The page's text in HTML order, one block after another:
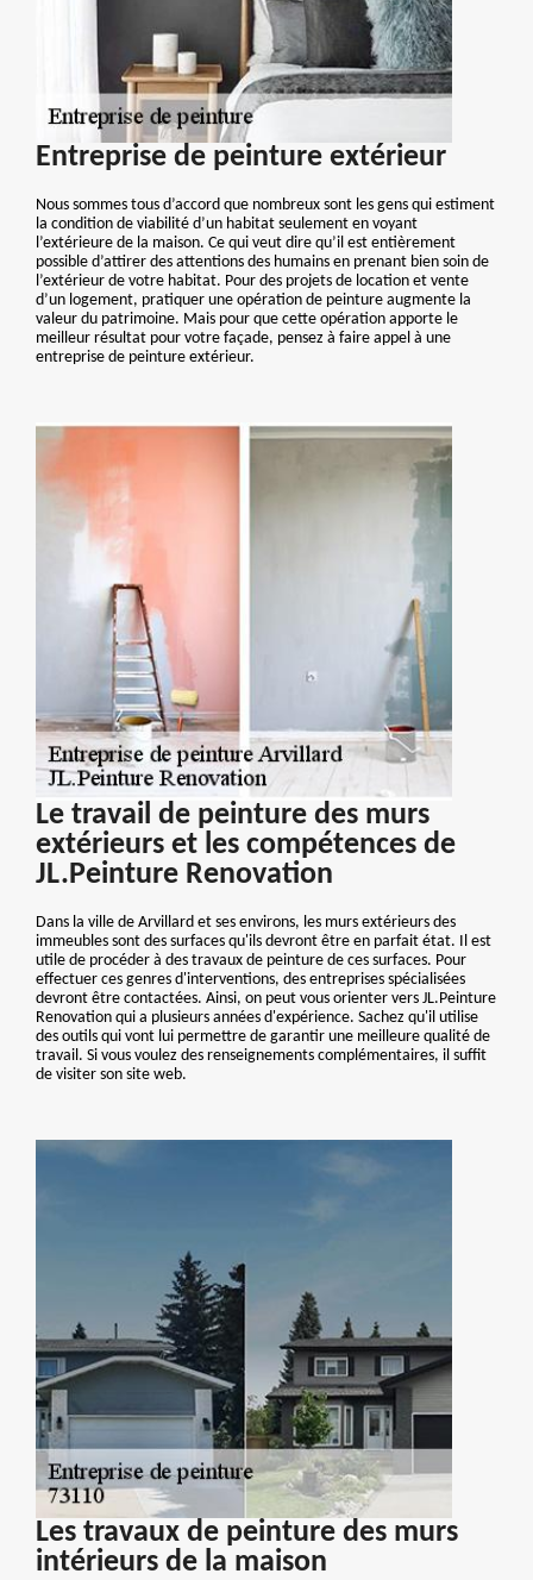
Entreprise de peinture extérieur
Nous sommes tous d’accord que nombreux sont les gens qui estiment
la condition de viabilité d’un habitat seulement en voyant
l’extérieure de la maison. Ce qui veut dire qu’il est entièrement
possible d’attirer des attentions des humains en prenant bien soin de
l’extérieur de votre habitat. Pour des projets de location et vente
d’un logement, pratiquer une opération de peinture augmente la
valeur du patrimoine. Mais pour que cette opération apporte le
meilleur résultat pour votre façade, pensez à faire appel à une
entreprise de peinture extérieur.
Le travail de peinture des murs
extérieurs et les compétences de
JL.Peinture Renovation
Dans la ville de Arvillard et ses environs, les murs extérieurs des
immeubles sont des surfaces qu'ils devront être en parfait état. Il est
utile de procéder à des travaux de peinture de ces surfaces. Pour
effectuer ces genres d'interventions, des entreprises spécialisées
devront être contactées. Ainsi, on peut vous orienter vers JL.Peinture
Renovation qui a plusieurs années d'expérience. Sachez qu'il utilise
des outils qui vont lui permettre de garantir une meilleure qualité de
travail. Si vous voulez des renseignements complémentaires, il suffit
de visiter son site web.
Les travaux de peinture des murs
intérieurs de la maison